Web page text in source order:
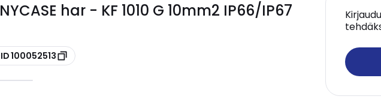
har - KF 1010 G 10mm2 IP66/IP67
100052513